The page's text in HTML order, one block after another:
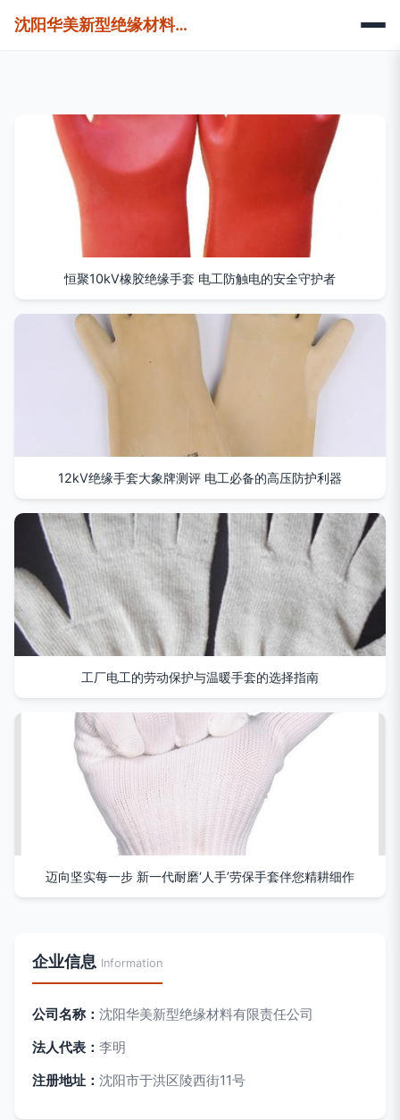
沈阳华美新型绝缘材料有限责任公司
恒聚10kV橡胶绝缘手套 电工防触电的安全守护者
12kV绝缘手套大象牌测评 电工必备的高压防护利器
工厂电工的劳动保护与温暖手套的选择指南
迈向坚实每一步 新一代耐磨‘人手’劳保手套伴您精耕细作
企业信息 Information
公司名称： 沈阳华美新型绝缘材料有限责任公司
法人代表： 李明
注册地址： 沈阳市于洪区陵西街11号